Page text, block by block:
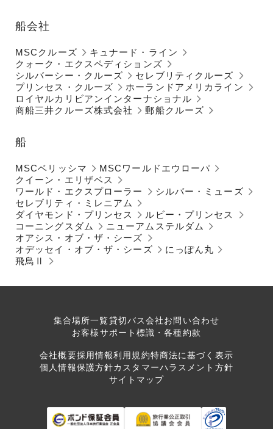
船会社
MSCクルーズ
キュナード・ライン
クォーク・エクスペディションズ
シルバーシー・クルーズ
セレブリティクルーズ
プリンセス・クルーズ
ホーランドアメリカライン
ロイヤルカリビアンインターナショナル
商船三井クルーズ株式会社
郵船クルーズ
船
MSCベリッシマ
MSCワールドエウローパ
クイーン・エリザベス
ワールド・エクスプローラー
シルバー・ミューズ
セレブリティ・ミレニアム
ダイヤモンド・プリンセス
ルビー・プリンセス
コーニングスダム
ニューアムステルダム
オアシス・オブ・ザ・シーズ
オデッセイ・オブ・ザ・シーズ
にっぽん丸
飛鳥Ⅱ
集合場所一覧貸切バス会社お問い合わせ
お客様サポート 標識・各種約款
会社概要採用情報利用規約特商法に基づく表示
個人情報保護方針カスタマーハラスメント方針
サイトマップ